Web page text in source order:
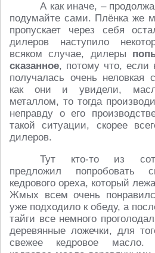
А как иначе, –
подумайте сами. Плёнка же
пропускает через себя
дилеров наступило
всяком случае, дилеры
сказанное, потому что, если
получалась очень неловкая
как они и увидели,
металлом, то тогда
неправду о его
такой ситуации, скорее
дилеров.
Тут кто-то из
предложил попробовать
кедрового ореха, который
Жмых всем очень
уже подходило к обеду, а
тайги все немного
деревянные ложечки, для
свежее кедровое масло.